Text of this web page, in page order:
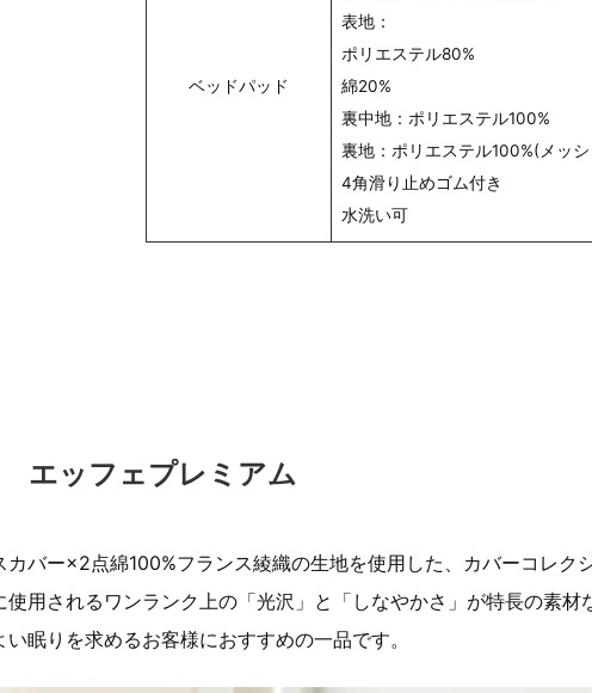
ベッドパッド
表地：
ポリエステル80%
綿20%
裏中地：ポリエステル100%
裏地：ポリエステル100%(メッ
4角滑り止めゴム付き
水洗い可
エッフェプレミアム
カバー×2点綿100%フランス綾織の生地を使用した、カバーコレク
用されるワンランク上の「光沢」と「しなやかさ」が特長の素材
眠りを求めるお客様におすすめの一品です。